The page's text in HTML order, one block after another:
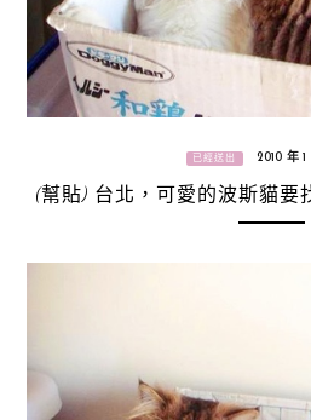
已經送出 2010 年
(幫貼) 台北，可愛的波斯貓要